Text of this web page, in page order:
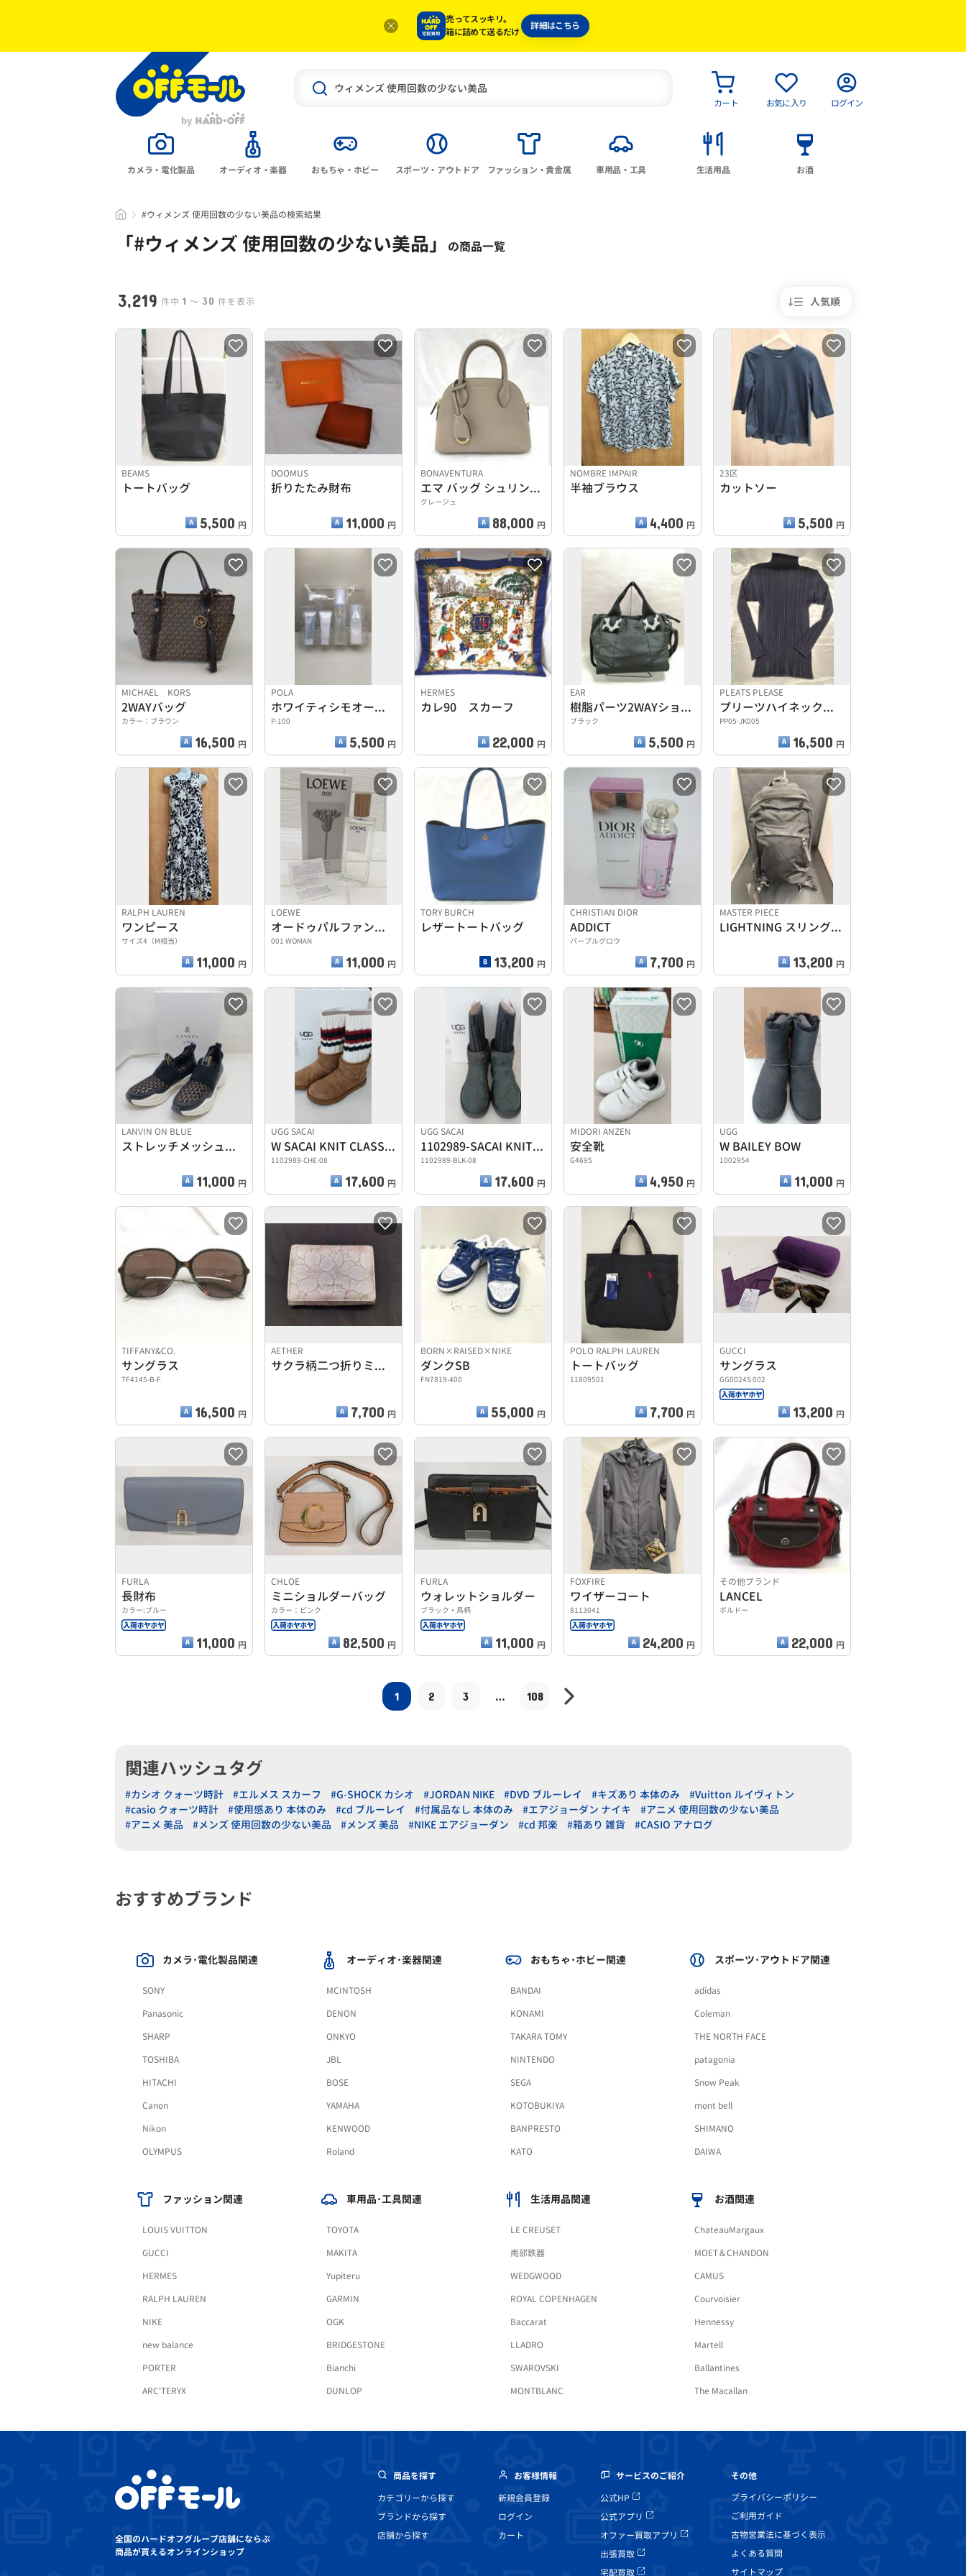
売ってスッキリ。
箱に詰めて送るだけ
詳細はこちら
カート お気に入り ログイン
カメラ・電化製品 オーディオ・楽器 おもちゃ・ホビー スポーツ・アウトドア ファッション・貴金属 車用品・工具 生活用品 お酒
#ウィメンズ 使用回数の少ない美品の検索結果
「#ウィメンズ 使用回数の少ない美品」 の商品一覧
3,219 件中 1 〜 30 件を表示 人気順
BEAMS
トートバッグ
5,500 円
DOOMUS
折りたたみ財布
11,000 円
BONAVENTURA
エマ バッグ シュリンクレザー 22
グレージュ
88,000 円
NOMBRE IMPAIR
半袖ブラウス
4,400 円
23区
カットソー
5,500 円
MICHAEL KORS
2WAYバッグ
カラー：ブラウン
16,500 円
POLA
ホワイティシモオールスターボックス
P-100
5,500 円
HERMES
カレ90 スカーフ
22,000 円
EAR
樹脂パーツ2WAYショルダーバッグ
ブラック
5,500 円
PLEATS PLEASE
プリーツハイネック長袖カットソー
PP05-JK005
16,500 円
RALPH LAUREN
ワンピース
サイズ4（M相当）
11,000 円
LOEWE
オードゥパルファン 50ML
001 WOMAN
11,000 円
TORY BURCH
レザートートバッグ
13,200 円
CHRISTIAN DIOR
ADDICT
パープルグロウ
7,700 円
MASTER PIECE
LIGHTNING スリングバッグ
13,200 円
LANVIN ON BLUE
ストレッチメッシュスリッポン
11,000 円
UGG SACAI
W SACAI KNIT CLASSIC NINI 11
1102989-CHE-08
17,600 円
UGG SACAI
1102989-SACAI KNIT CLASSIC M
1102989-BLK-08
17,600 円
MIDORI ANZEN
安全靴
G4695
4,950 円
UGG
W BAILEY BOW
1002954
11,000 円
TIFFANY&CO.
サングラス
TF4145-B-F
16,500 円
AETHER
サクラ柄二つ折りミニウォレット
7,700 円
BORN×RAISED×NIKE
ダンクSB
FN7819-400
55,000 円
POLO RALPH LAUREN
トートバッグ
11809501
7,700 円
GUCCI
サングラス
GG0024S 002
13,200 円
FURLA
長財布
カラー:ブルー
11,000 円
CHLOE
ミニショルダーバッグ
カラー：ピンク
82,500 円
FURLA
ウォレットショルダー
ブラック・鳥柄
11,000 円
FOXFIRE
ワイザーコート
8113041
24,200 円
その他ブランド
LANCEL
ボルドー
22,000 円
1 2 3 … 108
関連ハッシュタグ
#カシオ クォーツ時計 #エルメス スカーフ #G-SHOCK カシオ #JORDAN NIKE #DVD ブルーレイ #キズあり 本体のみ
#Vuitton ルイヴィトン
#casio クォーツ時計
#使用感あり 本体のみ #cd ブルーレイ #付属品なし 本体のみ #エアジョーダン ナイキ
#アニメ 使用回数の少ない美品
#アニメ 美品
#メンズ 使用回数の少ない美品 #メンズ 美品 #NIKE エアジョーダン #cd 邦楽 #箱あり 雑貨 #CASIO アナログ
おすすめブランド
カメラ･電化製品関連
SONY
Panasonic
SHARP
TOSHIBA
HITACHI
Canon
Nikon
OLYMPUS
オーディオ･楽器関連
MCINTOSH
DENON
ONKYO
JBL
BOSE
YAMAHA
KENWOOD
Roland
おもちゃ･ホビー関連
BANDAI
KONAMI
TAKARA TOMY
NINTENDO
SEGA
KOTOBUKIYA
BANPRESTO
KATO
スポーツ･アウトドア関連
adidas
Coleman
THE NORTH FACE
patagonia
Snow Peak
mont bell
SHIMANO
DAIWA
ファッション関連
LOUIS VUITTON
GUCCI
HERMES
RALPH LAUREN
NIKE
new balance
PORTER
ARC'TERYX
車用品･工具関連
TOYOTA
MAKITA
Yupiteru
GARMIN
OGK
BRIDGESTONE
Bianchi
DUNLOP
生活用品関連
LE CREUSET
南部鉄器
WEDGWOOD
ROYAL COPENHAGEN
Baccarat
LLADRO
SWAROVSKI
MONTBLANC
お酒関連
ChateauMargaux
MOET＆CHANDON
CAMUS
Courvoisier
Hennessy
Martell
Ballantines
The Macallan
全国のハードオフグループ店舗にならぶ
商品が買えるオンラインショップ
商品を探す
カテゴリーから探す
ブランドから探す
店舗から探す
お客様情報
新規会員登録
ログイン
カート
サービスのご紹介
公式HP
公式アプリ
オファー買取アプリ
出張買取
宅配買取
その他
プライバシーポリシー
ご利用ガイド
古物営業法に基づく表示
よくある質問
サイトマップ